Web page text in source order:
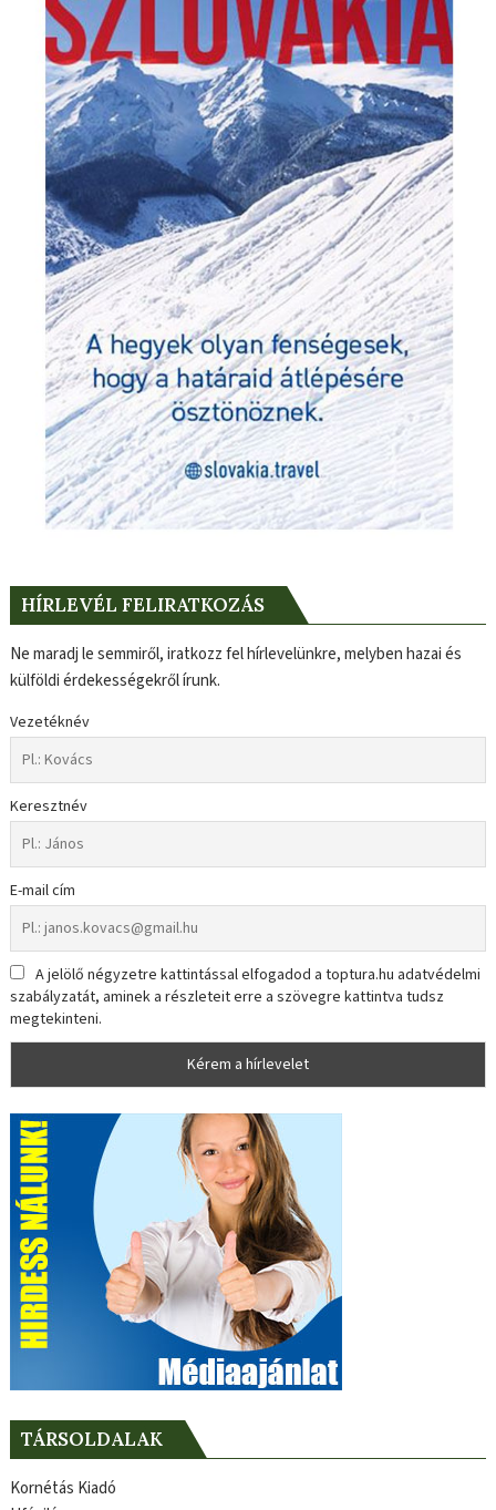
HÍRLEVÉL FELIRATKOZÁS
Ne maradj le semmiről, iratkozz fel hírlevelünkre, melyben hazai és
külföldi érdekességekről írunk.
Vezetéknév
Keresztnév
E-mail cím
A jelölő négyzetre kattintással elfogadod a toptura.hu adatvédelmi
szabályzatát, aminek a részleteit erre a szövegre kattintva tudsz
megtekinteni.
TÁRSOLDALAK
Kornétás Kiadó